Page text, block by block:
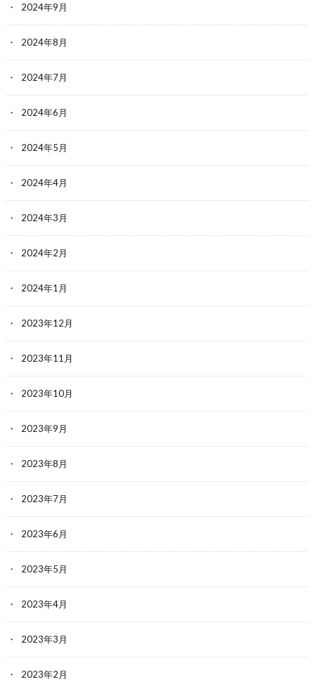
2024年9月
2024年8月
2024年7月
2024年6月
2024年5月
2024年4月
2024年3月
2024年2月
2024年1月
2023年12月
2023年11月
2023年10月
2023年9月
2023年8月
2023年7月
2023年6月
2023年5月
2023年4月
2023年3月
2023年2月